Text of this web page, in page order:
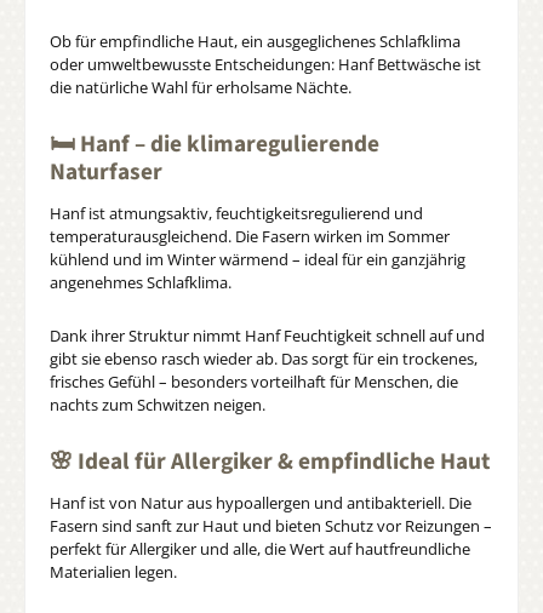
Ob für empfindliche Haut, ein ausgeglichenes Schlafklima
oder umweltbewusste Entscheidungen: Hanf Bettwäsche ist
die natürliche Wahl für erholsame Nächte.
🛏️ Hanf – die klimaregulierende
Naturfaser
Hanf ist atmungsaktiv, feuchtigkeitsregulierend und
temperaturausgleichend. Die Fasern wirken im Sommer
kühlend und im Winter wärmend – ideal für ein ganzjährig
angenehmes Schlafklima.
Dank ihrer Struktur nimmt Hanf Feuchtigkeit schnell auf und
gibt sie ebenso rasch wieder ab. Das sorgt für ein trockenes,
frisches Gefühl – besonders vorteilhaft für Menschen, die
nachts zum Schwitzen neigen.
🌸 Ideal für Allergiker & empfindliche Haut
Hanf ist von Natur aus hypoallergen und antibakteriell. Die
Fasern sind sanft zur Haut und bieten Schutz vor Reizungen –
perfekt für Allergiker und alle, die Wert auf hautfreundliche
Materialien legen.